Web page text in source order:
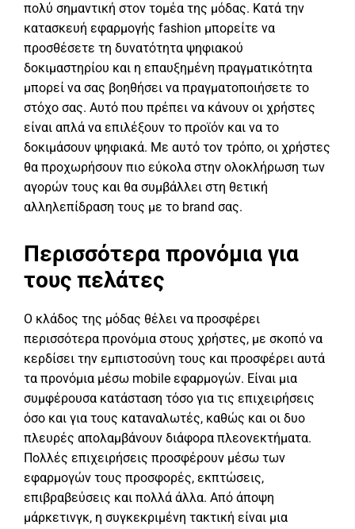
πολύ σημαντική στον τομέα της μόδας. Κατά την
κατασκευή εφαρμογής fashion μπορείτε να
προσθέσετε τη δυνατότητα ψηφιακού
δοκιμαστηρίου και η επαυξημένη πραγματικότητα
μπορεί να σας βοηθήσει να πραγματοποιήσετε το
στόχο σας. Αυτό που πρέπει να κάνουν οι χρήστες
είναι απλά να επιλέξουν το προϊόν και να το
δοκιμάσουν ψηφιακά. Με αυτό τον τρόπο, οι χρήστες
θα προχωρήσουν πιο εύκολα στην ολοκλήρωση των
αγορών τους και θα συμβάλλει στη θετική
αλληλεπίδραση τους με το brand σας.
Περισσότερα προνόμια για
τους πελάτες
Ο κλάδος της μόδας θέλει να προσφέρει
περισσότερα προνόμια στους χρήστες, με σκοπό να
κερδίσει την εμπιστοσύνη τους και προσφέρει αυτά
τα προνόμια μέσω mobile εφαρμογών. Είναι μια
συμφέρουσα κατάσταση τόσο για τις επιχειρήσεις
όσο και για τους καταναλωτές, καθώς και οι δυο
πλευρές απολαμβάνουν διάφορα πλεονεκτήματα.
Πολλές επιχειρήσεις προσφέρουν μέσω των
εφαρμογών τους προσφορές, εκπτώσεις,
επιβραβεύσεις και πολλά άλλα. Από άποψη
μάρκετινγκ, η συγκεκριμένη τακτική είναι μια